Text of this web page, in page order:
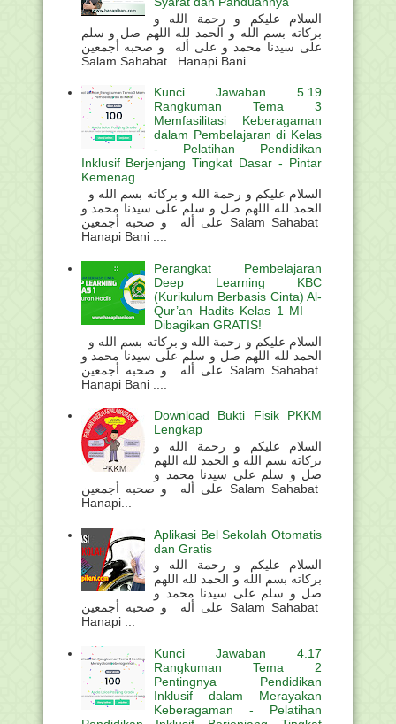
السلام عليكم و رحمة الله و
بركاته بسم الله و الحمد لله اللهم صل و سلم
على سيدنا محمد و على أله و صحبه أجمعين
Salam Sahabat Hanapi Bani . ...
Kunci Jawaban 5.19
Rangkuman Tema 3
Memfasilitasi Keberagaman
dalam Pembelajaran di Kelas
- Pelatihan Pendidikan
Inklusif Berjenjang Tingkat Dasar - Pintar
Kemenag
الحمد لله اللهم صل و سلم على سيدنا محمد و
على أله و صحبه أجمعين Salam Sahabat
Hanapi Bani ....
Perangkat Pembelajaran
Deep Learning KBC
(Kurikulum Berbasis Cinta) Al-
Qur’an Hadits Kelas 1 MI —
Dibagikan GRATIS!
الحمد لله اللهم صل و سلم على سيدنا محمد و
على أله و صحبه أجمعين Salam Sahabat
Hanapi Bani ....
Download Bukti Fisik PKKM
Lengkap
السلام عليكم و رحمة الله و
بركاته بسم الله و الحمد لله اللهم
صل و سلم على سيدنا محمد و
على أله و صحبه أجمعين Salam Sahabat
Hanapi...
Aplikasi Bel Sekolah Otomatis
dan Gratis
السلام عليكم و رحمة الله و
بركاته بسم الله و الحمد لله اللهم
صل و سلم على سيدنا محمد و
على أله و صحبه أجمعين Salam Sahabat
Hanapi ...
Kunci Jawaban 4.17
Rangkuman Tema 2
Pentingnya Pendidikan
Inklusif dalam Merayakan
Keberagaman - Pelatihan